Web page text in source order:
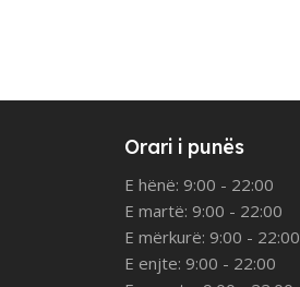
Orari i punës
E hënë: 9:00 - 22:00
E martë: 9:00 - 22:00
E mërkurë: 9:00 - 22:00
E enjte: 9:00 - 22:00